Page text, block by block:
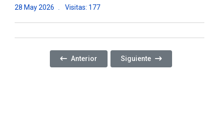
28 May 2026 Visitas: 177
Artículo Anterior: CONTINUAMOS PROMOVIENDO
Anterior Artículo Siguiente:
Siguiente